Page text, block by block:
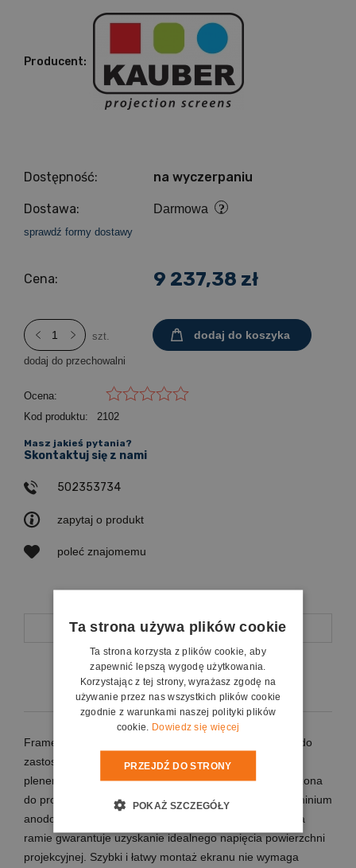
Producent:
Dostępność: na wyczerpaniu
Dostawa: Darmowa
sprawdź formy dostawy
Cena: 9 237,38 zł
szt. dodaj do koszyka
dodaj do przechowalni
Ocena:
Kod produktu:
2102
zapytaj o produkt
poleć znajomemu
Masz jakieś pytania?
Skontaktuj się z nami
502353734
Opis
Koszty dostawy
Frame Mobil to seria przenośnych ekranów ramowych do
zastosowania w pomieszczeniach zamkniętych lub w
plenerze, w zależności od użytej powierzchni przeznaczona
do projekcji przedniej lub tylnej. Rama wykonana z aluminium
anodowanego na kolor czarny. Rozciągnięcie ekranu na
ramie gwarantuje uzyskanie idealnego napięcia powierzchni
projekcyjnej. Szybki i łatwy montaż ekranu nie wymaga
Ta strona używa plików cookie
Ta strona korzysta z plików cookie, aby
zapewnić lepszą wygodę użytkowania.
Korzystając z tej strony, wyrażasz zgodę na
używanie przez nas wszystkich plików cookie
zgodnie z warunkami naszej polityki plików
cookie. Dowiedz się więcej
PRZEJDŹ DO STRONY
POKAŻ SZCZEGÓŁY